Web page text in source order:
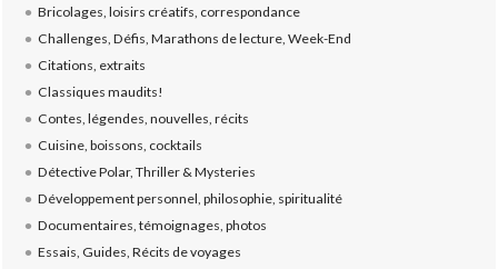
Bricolages, loisirs créatifs, correspondance
Challenges, Défis, Marathons de lecture, Week-End
Citations, extraits
Classiques maudits!
Contes, légendes, nouvelles, récits
Cuisine, boissons, cocktails
Détective Polar, Thriller & Mysteries
Développement personnel, philosophie, spiritualité
Documentaires, témoignages, photos
Essais, Guides, Récits de voyages